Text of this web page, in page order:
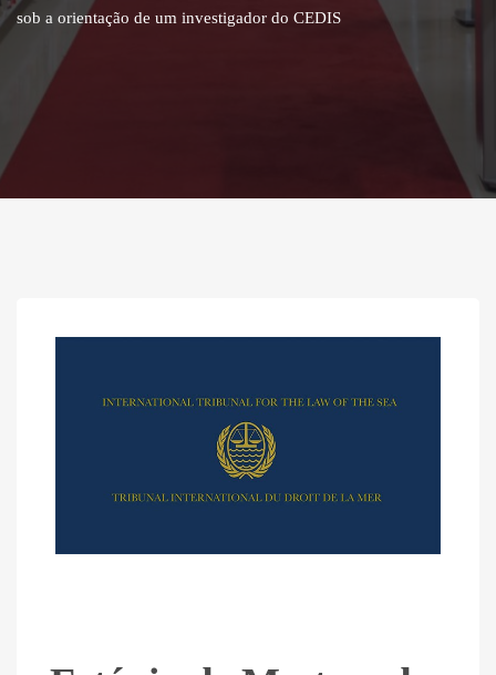
sob a orientação de um investigador do CEDIS